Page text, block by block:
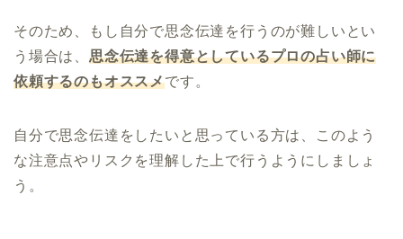
そのため、もし自分で思念伝達を行うのが難しいとい
う場合は、 思念伝達を得意としているプロの占い師に
依頼するのもオススメです。
自分で思念伝達をしたいと思っている方は、このよう
な注意点やリスクを理解した上で行うようにしましょ
う。